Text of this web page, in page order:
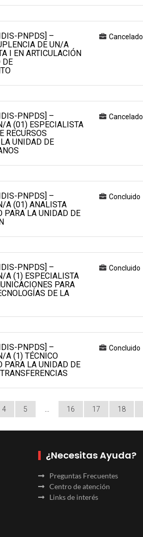
PNPDS] –
DE UN/A
I EN ARTICULACIÓN
DE
Cancelado
PNPDS] –
A (01) ESPECIALISTA
RECURSOS
UNIDAD DE
Cancelado
PNPDS] –
A (01) ANALISTA
PARA LA UNIDAD DE
Concluido
PNPDS] –
A (1) ESPECIALISTA
PARA
DE LA
Concluido
PNPDS] –
A (1) TÉCNICO
PARA LA UNIDAD DE
Concluido
4 5 16 17 18
¿Necesitas Ayuda?
Preguntas Frecuentes
Centro de atención
Links de interés